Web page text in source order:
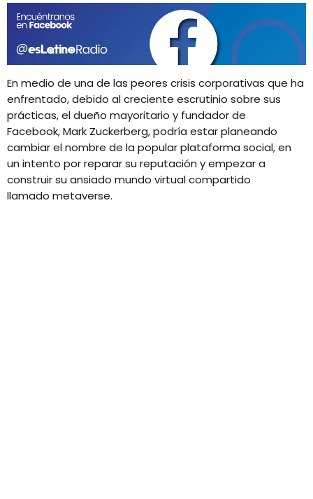
GEEKERS
MÚSICA
ENTRETENIMIENTO
INICIO
RADIO SPLENDID
CONTACTO
En medio de una de las peores crisis corporativas que ha
enfrentado, debido al creciente escrutinio sobre sus
prácticas, el dueño mayoritario y fundador de
Facebook, Mark Zuckerberg, podría estar planeando
cambiar el nombre de la popular plataforma social, en
un intento por reparar su reputación y empezar a
construir su ansiado mundo virtual compartido
llamado metaverse.